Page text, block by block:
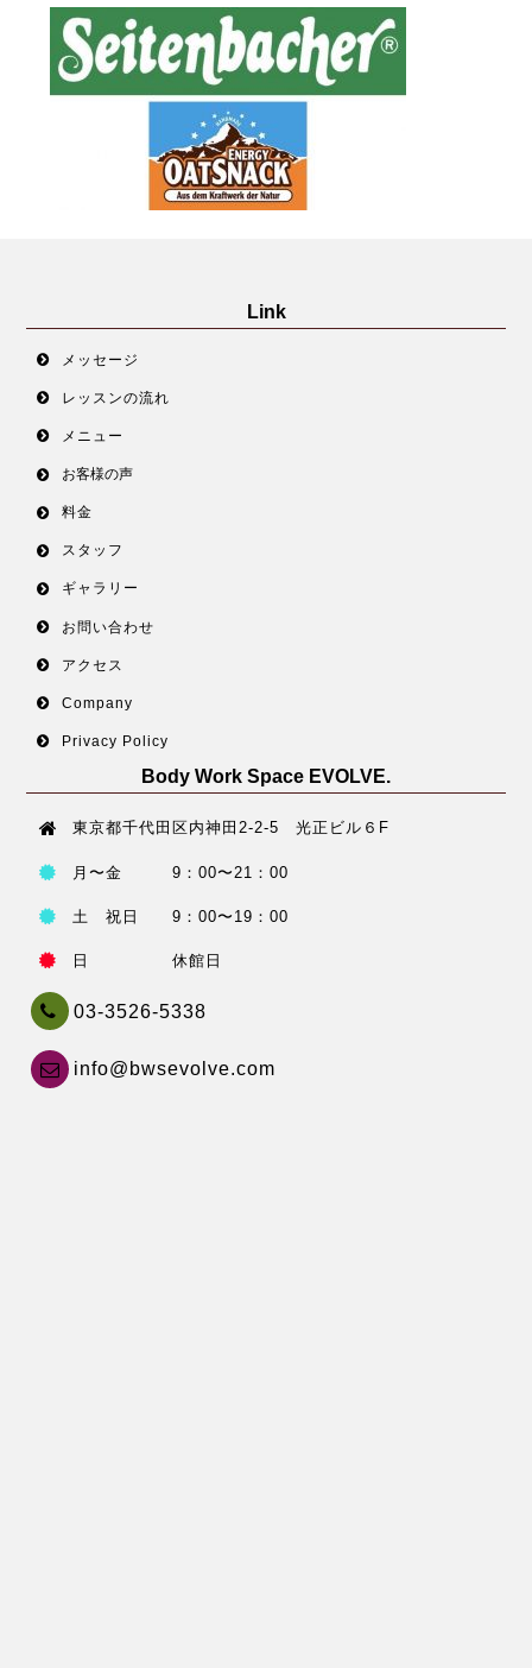
Link
メッセージ
レッスンの流れ
メニュー
お客様の声
料金
スタッフ
ギャラリー
お問い合わせ
アクセス
Company
Privacy Policy
Body Work Space EVOLVE.
東京都千代田区内神田2-2-5 光正ビル６F
月〜金 9：00〜21：00
土 祝日 9：00〜19：00
日 休館日
03-3526-5338
info@bwsevolve.com